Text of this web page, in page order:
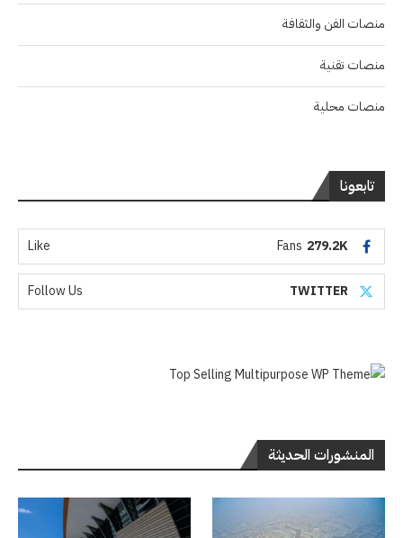
منصات الفن والثقافة
منصات تقنية
منصات محلية
تابعونا
279.2K
Fans
Like
TWITTER
Follow Us
المنشورات الحديثة